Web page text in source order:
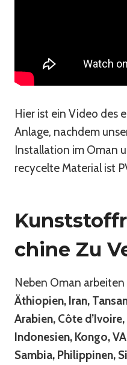
Hier ist ein Video des
Anlage, nachdem
Installation im Oman
recycelte Material ist
Chine Zu
Neben Oman
Äthiopien, Iran,
Arabien, Côte
Indonesien, Kongo,
Sambia, Philippinen,